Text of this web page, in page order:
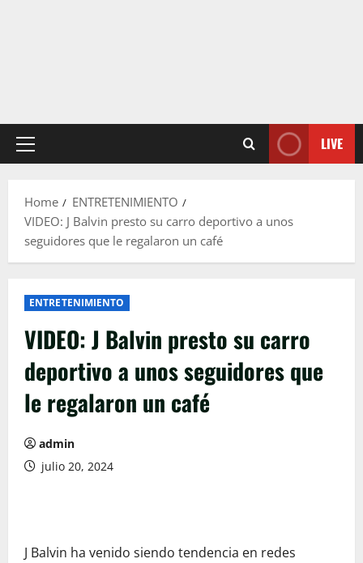
Primary
LIVE
Home
ENTRETENIMIENTO
VIDEO: J Balvin presto su carro deportivo a unos
seguidores que le regalaron un café
ENTRETENIMIENTO
VIDEO: J Balvin presto su carro
deportivo a unos seguidores que
le regalaron un café
admin
julio 20, 2024
J Balvin ha venido siendo tendencia en redes